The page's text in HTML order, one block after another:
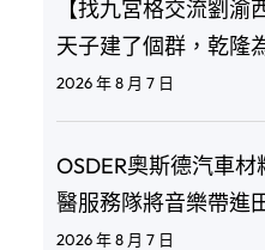
【找九宮格交流劉渝
天子建了個群，乾隆
2026 年 8 月 7 日
OSDER奧斯德汽車
醫服務隊將音樂帶進
2026 年 8 月 7 日